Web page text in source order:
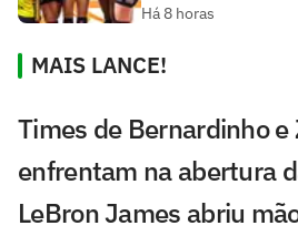
Há 8 horas
MAIS LANCE!
Times de Bernardinho e
enfrentam na abertura
LeBron James abriu